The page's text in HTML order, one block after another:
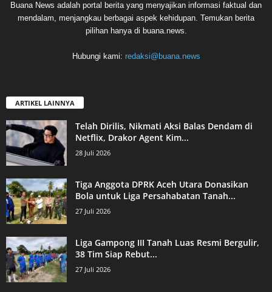
Buana News adalah portal berita yang menyajikan informasi faktual dan
mendalam, menjangkau berbagai aspek kehidupan. Temukan berita
pilihan hanya di buana.news.
Hubungi kami: redaksi@buana.news
ARTIKEL LAINNYA
Telah Dirilis, Nikmati Aksi Balas Dendam di
Netflix, Drakor Agent Kim...
28 Juli 2026
Tiga Anggota DPRK Aceh Utara Donasikan
Bola untuk Liga Persahabatan Tanah...
27 Juli 2026
Liga Gampong III Tanah Luas Resmi Bergulir,
38 Tim Siap Rebut...
27 Juli 2026